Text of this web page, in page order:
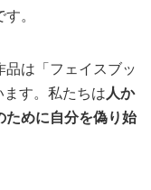
。
品は「フェイスブッ
ます。私たちは 人か
ために自分を偽り始